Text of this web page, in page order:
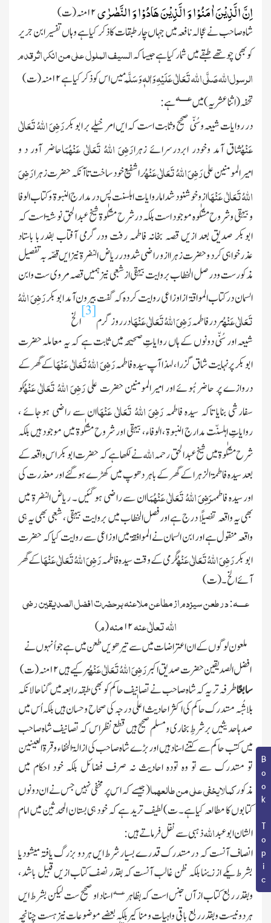
Book Topic
اِنَّ الَّذِیْنَ اٰمَنُوْا وَ الَّذِیْنَ هَادُوْا وَ النَّصٰرٰى۱۲ منہ (ت)
شاہ صاحب نے عجالہ نافعہ میں جہاں چار طبقات کا ذکر کیا ہے وہاں تفسیر ابن جریر
کو بھی چوتھے طبقے میں شمار کیا ہے جیسا کہالسیف الملول علی من انکر اثر قدم
الرسولاللهصَلَّی اللہ تَعَالٰی عَلَیْہِ وَاٰلہٖ وَسَلَّممیں اس کو ذکر کیا ہے۱۲منہ (ت)
تحفہ (اثنا عشریہ) میںعــــہہے :
در روایات شیعہ وسُنّی صحیح وثابت است کہ ایں امر خیلے بر ابوبکررَضِیَ اللہُ تَعَالٰی
عَنْہُشاق آمد وخودر ابردرسرائے زہرارَضِیَ اللہُ تَعَالٰی عَنْہُمَاحاضر آور د و
امیرالمومنین علیرَضِیَ اللہُ تَعَالٰی عَنْہُراشفیع خود ساخت تا آنکہ حضرت زہرارَضِیَ
اللہُ تَعَالٰی عَنْہَاازو خوشنود شد اما روایات اہلسنت پس درمدارج النبوۃ وکتاب الوفا
وبیہقی وشروح مشکٰوہ موجود است بلکہ درشرح مشکٰوۃ شیخ عبدالحق نوشۃ است کہ
ابوبکر صدیق بعد ازیں قصہ بخانہ فاطمہ رفت ودرگرمی آفتاب بفدربا باستاد
عذرخواہی کرد وحضرت زہرا ازو راضی شدو در ریاض النضرۃ نیزایں قصّہ بہ تفصیل
مذکورست ودرصل الخطاب بروایت بیہقی ازشعبی نیز ہمیں قصہ مروی ست وابن
السمان درکتاب المواقۃ از اوزاعی روایت کردہ کہ گفت بیرون آمد ابوبکررَضِیَ اللہُ
تَعَالٰی عَنْہُبردر فاطمہرَضِیَ اللہُ تَعَالٰی عَنْہَادر روز گرم
[3]
الخ
شیعہ اور سُنّی دونوں کے ہاں روایاتِ صحیحہ میں ثابت ہے کہ یہ معاملہ حضرت
ابوبکر پر نہایت شاق گزرا ، لہذا آپ سیدہ فاطمہرَضِیَ اللہُ تَعَالٰی عَنْہَاکے گھر کے
دروازے پر حاضر ہُوئے اور امیرالمومنین حضرت علیرَضِیَ اللہُ تَعَالٰی عَنْہُکو
سفارشی بنایا تاکہ سیدہ فاطمہرَضِیَ اللہُ تَعَالٰی عَنْہَاان سے راضی ہوجائے ،
روایاتِ اہلسنّت مدارج النبوۃ ، الوفاء ، بیہقی اور شروح مشکٰوۃ میں موجود ہیں بلکہ
شرح مشکٰوۃ میں شیخ عبدالحق رحمہاللهنے لکھا ہے کہ حضرت ابوبکر اس واقعہ کے
بعد سیدہ فاطمۃ الزہرا کے گھر کے باہر دھوپ میں کھڑے ہوگئے اور معذرت کی
اور سیدہ فاطمہرَضِیَ اللہُ تَعَالٰی عَنْہُمَاان سے راضی ہوگئیں ۔ ریاض النضرۃ میں
بھی یہ واقعہ تفصیلًا درج ہے اور فصل الخطاب میں بروایت بیہقی ، شعبی بھی یہ ہی
واقعہ منقول ہے اور ابن السمان نے الموافقۃ میں اوزاعی سے روایت کیا کہ حضرت
ابوبکررَضِیَ اللہُ تَعَالٰی عَنْہُگرمی کے وقت سیدہ فاطمہرَضِیَ اللہُ تَعَالٰی عَنْہَاکے گھر
آئے الخ۔ (ت)
عــــہ:درطعن سیزدم ازمطاعن ملاعنہ بر حضرت افضل الصدیقین رضی
الله تعالٰی عنہ۱۲منہ(م)
ملعون لوگوں کے ان اعتراضات میں سے تیرھویں طعن میں ہے جو اُنہوں نے
افضل الصدیقین حضرت صدیق اکبررَضِیَ اللہُ تَعَالٰی عَنْہُپر کیے ہیں۱۲منہ (ت)
سابعًاطرفہ تر یہ کہ شاہ صاحب نے تصانیف حاکم کو بھی طبقہ رابعہ میں گنا حالانکہ
بلاشُبہ مستدرك حاکم کی اکثر احادیث اعلٰی درجہ کی صحاح وحسان ہیں بلکہ اُس میں
صدہا حدیثیں برشرطِ بخاری ومسلم صحیح ہیں قطع نظر اس کہ تصانیف شاہ صاحب
میں کتب حاکم سے کتنے اسناد ہیں اور بڑے شاہ صاحب کی ازالۃ الخفاء وقرۃ العینین
تو مستدرك سے تو وہ تودہ احادیث نہ صرف فضائل بلکہ خود احکام میں
مذکورکمالایخفی علی من طالعھما(جیسے کہ اس پر مخفی نہیں جس نے ان دونوں
کتابوں کا مطالعہ کیا ہے۔ ت) لطیف ترید ہے کہ خود ہی بستان المحدثین میں امام
الشان ابوعبداللهذہبی سے نقل فرماتے ہیں :
انصاف آنست کہ درمستدرك قدرے بسیار شرط ایں ہردو بزرگ یافتہ میشودیا
بشرط یکے از زینہا بلکہ ظن غالب آنست کہ بقدر نصف کتاب ازیں قبیل باشد ،
وبقدر ربع کتاب از آں جنس است کہ بظاہرعــــہاسناد او صحیح ست لیکن بشرط ایں
ہردونیست وبقدر ربع باقی واہیات ومناکیر بلکہ بعضے موضوعات نیزہست چنانچہ